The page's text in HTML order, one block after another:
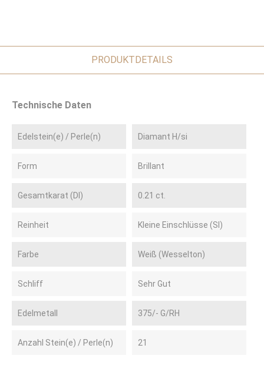
PRODUKTDETAILS
Technische Daten
Edelstein(e) / Perle(n) Diamant H/si
Form Brillant
Gesamtkarat (DI) 0.21 ct.
Reinheit Kleine Einschlüsse (SI)
Farbe Weiß (Wesselton)
Schliff Sehr Gut
Edelmetall 375/- G/RH
Anzahl Stein(e) / Perle(n) 21